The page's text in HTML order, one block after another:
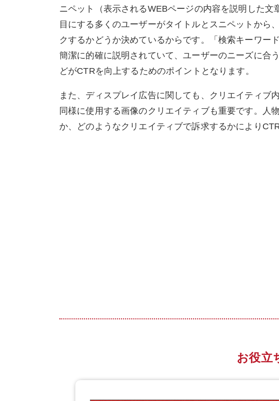
ニペット（表示されるWEBページの内容を説明した文
目にする多くのユーザーがタイトルとスニペットから
クするかどうか決めているからです。「検索キーワー
簡潔に的確に説明されていて、ユーザーのニーズに合
どがCTRを向上するためのポイントとなります。
また、ディスプレイ広告に関しても、クリエイティブ
同様に使用する画像のクリエイティブも重要です。人
か、どのようなクリエイティブで訴求するかにより
お役立